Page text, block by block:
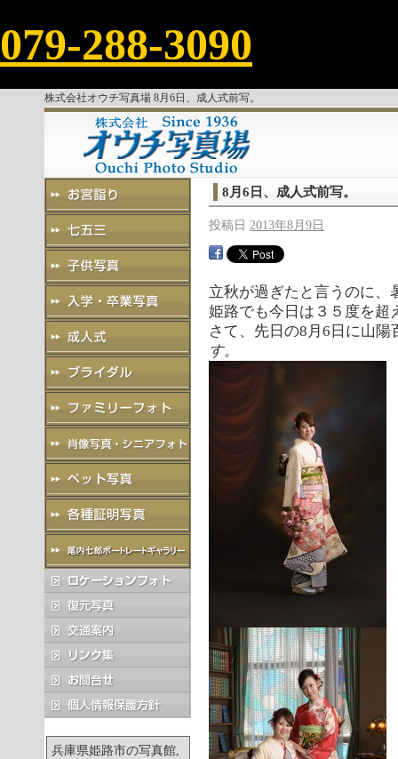
079-288-3090
株式会社オウチ写真場 8月6日、成人式前写。
兵庫県姫路市の写真館,
8月6日、成人式前写。
投稿日 2013年8月9日
立秋が過ぎたと言うのに、
姫路でも今日は３５度を超
さて、先日の8月6日に山
す。